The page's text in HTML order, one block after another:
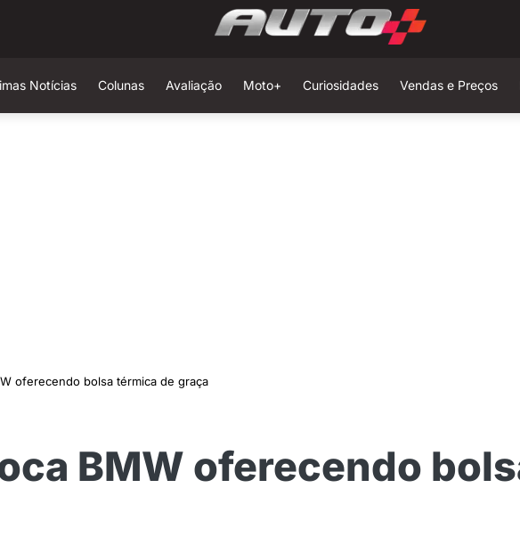
Notícias Colunas Avaliação Moto+ Curiosidades Vendas e Preços
oferecendo bolsa térmica de graça
BMW oferecendo